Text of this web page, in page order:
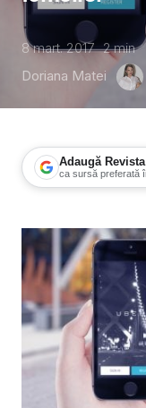
8 mart. 2017 2min
Doriana Matei
Adaugă
ca sursă preferată
Parteneriat